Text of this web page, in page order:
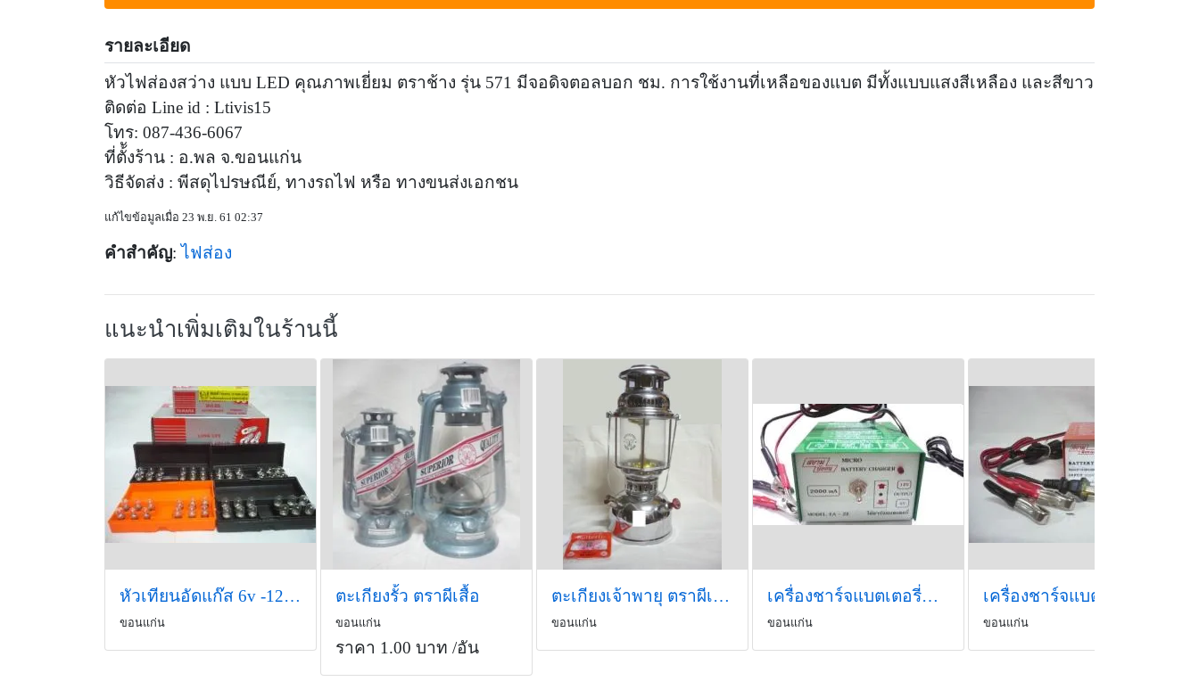
รายละเอียด
หัวไฟส่องสว่าง แบบ LED คุณภาพเยี่ยม ตราช้าง รุ่น 571 มีจอดิจตอลบอก ชม. การใช้งานที่เหลือของแบต มีทั้งแบบแสงสีเหลือง และสีขาว
ติดต่อ Line id : Ltivis15
โทร: 087-436-6067
ที่ตั้ังร้าน : อ.พล จ.ขอนแก่น
วิธีจัดส่ง : พีสดุไปรษณีย์, ทางรถไฟ หรือ ทางขนส่งเอกชน
แก้ไขข้อมูลเมื่อ 23 พ.ย. 61 02:37
คำสำคัญ: ไฟส่อง
แนะนำเพิ่มเติมในร้านนี้
หัวเทียนอัดแก๊ส 6v -12v ยามาฮ่า
ขอนแก่น
ตะเกียงรั้ว ตราผีเสื้อ
ขอนแก่น
ราคา 1.00 บาท /อัน
ตะเกียงเจ้าพายุ ตราผีเสื้อ
ขอนแก่น
เครื่องชาร์จแบตเตอรี่น้ำ 6v-12v ยี่ห้อ สยามนีออน
ขอนแก่น ขอนแก่น